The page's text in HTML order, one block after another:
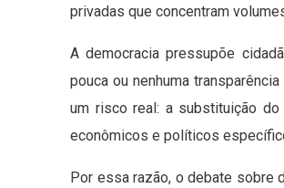
privadas que concentram
A democracia pressupõe
pouca ou nenhuma
um risco real: a substituição
econômicos e políticos
Por essa razão, o debate sobre